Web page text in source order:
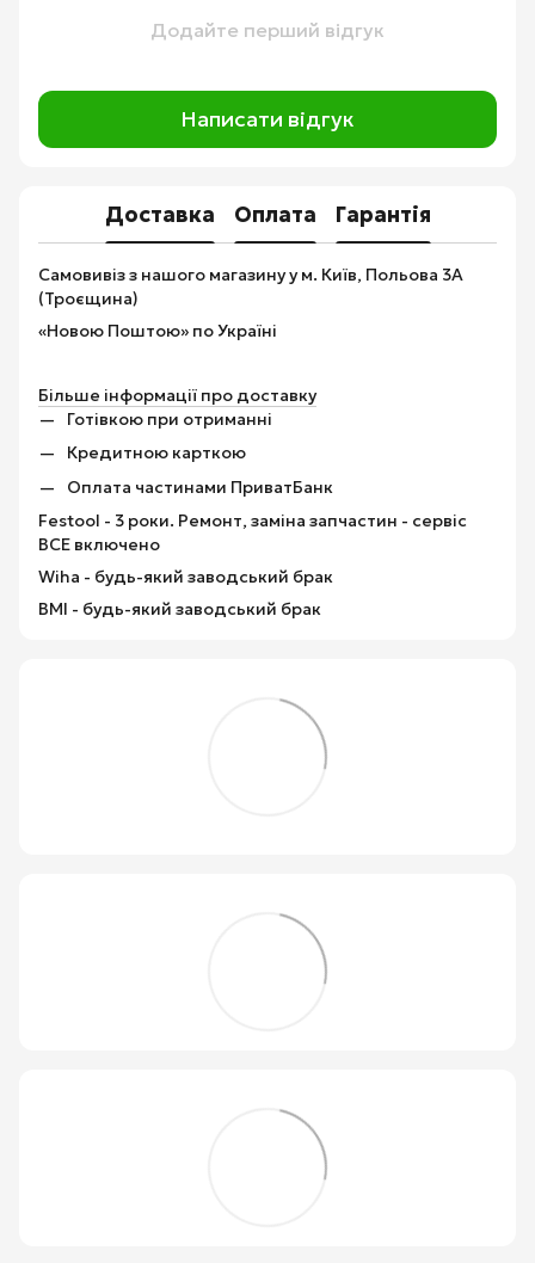
Додайте перший відгук
Написати відгук
Доставка Оплата Гарантія
Самовивіз з нашого магазину у м. Київ, Польова 3А
(Троєщина)
«Новою Поштою» по Україні
Більше інформації про доставку
Готівкою при отриманні
Кредитною карткою
Оплата частинами ПриватБанк
Festool - 3 роки. Ремонт, заміна запчастин - сервіс
ВСЕ включено
Wiha - будь-який заводський брак
BMI - будь-який заводський брак